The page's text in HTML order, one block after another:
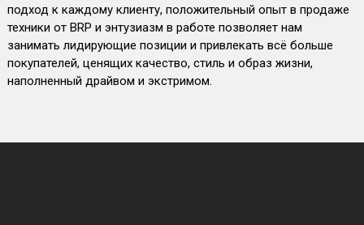
подход к каждому клиенту, положительный опыт в продаже
техники от BRP и энтузиазм в работе позволяет нам
занимать лидирующие позиции и привлекать всё больше
покупателей, ценящих качество, стиль и образ жизни,
наполненный драйвом и экстримом.